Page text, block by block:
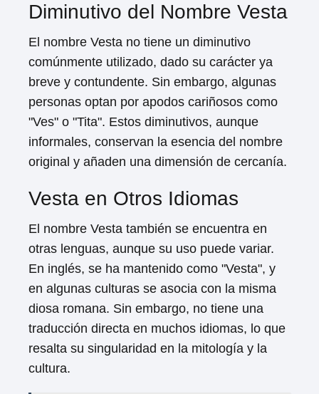
Diminutivo del Nombre Vesta
El nombre Vesta no tiene un diminutivo
comúnmente utilizado, dado su carácter ya
breve y contundente. Sin embargo, algunas
personas optan por apodos cariñosos como
"Ves" o "Tita". Estos diminutivos, aunque
informales, conservan la esencia del nombre
original y añaden una dimensión de cercanía.
Vesta en Otros Idiomas
El nombre Vesta también se encuentra en
otras lenguas, aunque su uso puede variar.
En inglés, se ha mantenido como "Vesta", y
en algunas culturas se asocia con la misma
diosa romana. Sin embargo, no tiene una
traducción directa en muchos idiomas, lo que
resalta su singularidad en la mitología y la
cultura.